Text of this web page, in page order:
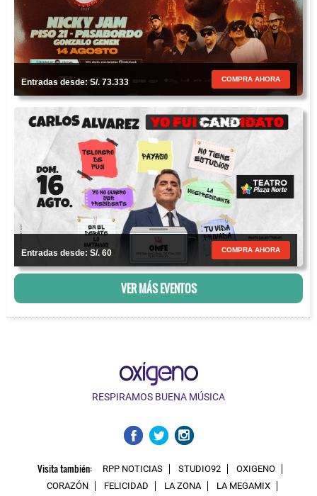
Entradas desde: S/. 73.333 COMPRA AHORA
Entradas desde: S/. 60 COMPRA AHORA
VER MÁS EVENTOS
RESPIRAMOS BUENA MÚSICA
Visita también: RPP NOTICIAS STUDIO92
OXIGENO
CORAZÓN
FELICIDAD LA ZONA LA MEGAMIX